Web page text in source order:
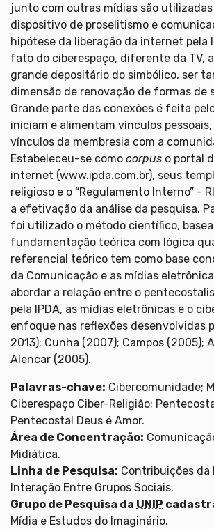
junto com outras mídias são
dispositivo de proselitismo e
hipótese da liberação da internet pela
fato do ciberespaço, diferente da TV,
grande depositário do simbólico, ser
dimensão de renovação de formas de
Grande parte das conexões é feita
iniciam e alimentam vínculos
vínculos da membresia com a
Estabeleceu-se como corpus o portal
internet (www.ipda.com.br), seus
religioso e o “Regulamento Interno” -
a efetivação da análise da pesquisa.
foi utilizado o método científico,
fundamentação teórica com lógica
referencial teórico tem como base
da Comunicação e as mídias
abordar a relação entre o
pela IPDA, as mídias eletrônicas e o
enfoque nas reflexões desenvolvidas
2013); Cunha (2007); Campos (2005);
Alencar (2005).
Palavras-chave: Cibercomunidade;
Ciberespaço Ciber-Religião;
Pentecostal Deus é Amor.
Área de Concentração:
Midiática.
Linha de Pesquisa: Contribuições da
Interação Entre Grupos Sociais.
Grupo de Pesquisa da UNIP
Mídia e Estudos do Imaginário.